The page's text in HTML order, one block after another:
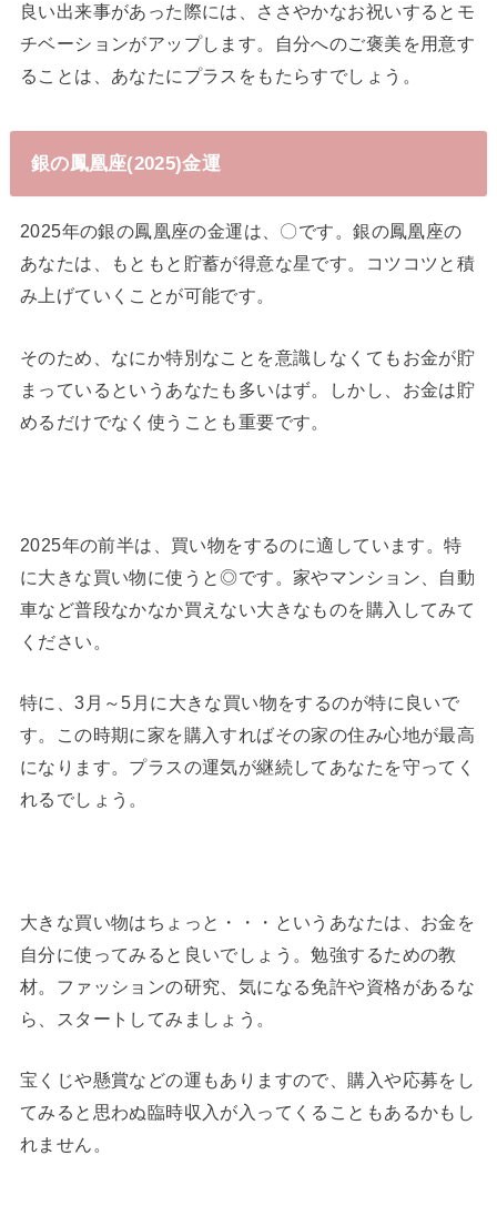
良い出来事があった際には、ささやかなお祝いするとモ
チベーションがアップします。自分へのご褒美を用意す
ることは、あなたにプラスをもたらすでしょう。
銀の鳳凰座(2025)金運
2025年の銀の鳳凰座の金運は、〇です。銀の鳳凰座の
あなたは、もともと貯蓄が得意な星です。コツコツと積
み上げていくことが可能です。
そのため、なにか特別なことを意識しなくてもお金が貯
まっているというあなたも多いはず。しかし、お金は貯
めるだけでなく使うことも重要です。
2025年の前半は、買い物をするのに適しています。特
に大きな買い物に使うと◎です。家やマンション、自動
車など普段なかなか買えない大きなものを購入してみて
ください。
特に、3月～5月に大きな買い物をするのが特に良いで
す。この時期に家を購入すればその家の住み心地が最高
になります。プラスの運気が継続してあなたを守ってく
れるでしょう。
大きな買い物はちょっと・・・というあなたは、お金を
自分に使ってみると良いでしょう。勉強するための教
材。ファッションの研究、気になる免許や資格があるな
ら、スタートしてみましょう。
宝くじや懸賞などの運もありますので、購入や応募をし
てみると思わぬ臨時収入が入ってくることもあるかもし
れません。